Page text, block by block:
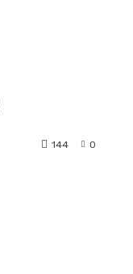
0
144